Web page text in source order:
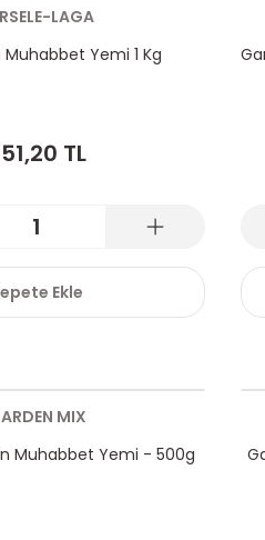
LAGA
Yemi 1 Kg
TL
Ekle
MIX
Muhabbet Yemi - 500g